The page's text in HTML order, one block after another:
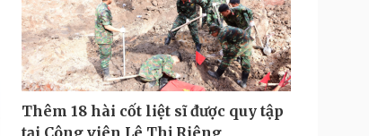
Thêm 18 hài cốt liệt sĩ được quy tập
tại Công viên Lê Thị Riêng